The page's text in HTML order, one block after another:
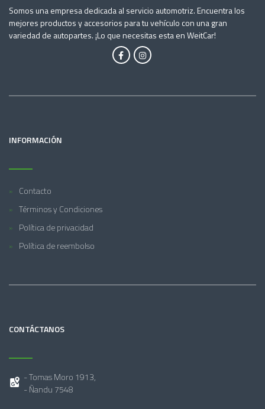
Somos una empresa dedicada al servicio automotriz. Encuentra los
mejores productos y accesorios para tu vehículo con una gran
variedad de autopartes. ¡Lo que necesitas esta en WeitCar!
INFORMACIÓN
Contacto
Términos y Condiciones
Política de privacidad
Política de reembolso
CONTÁCTANOS
- Tomas Moro 1913,
- Ñandu 7548